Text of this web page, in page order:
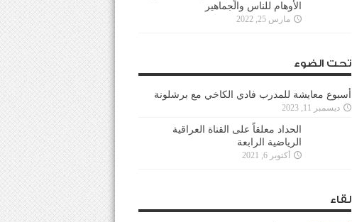
الأوهام للناس والجماهير
مارس 25, 2022
تحت الضوء
أسبوع معايشة للمدرب فادي الكاخي مع برشلونة
ديسمبر 11, 2023
الحداد معلقاً على القناة العراقية
الرياضية الرابعة
أكتوبر 6, 2021
لقاء